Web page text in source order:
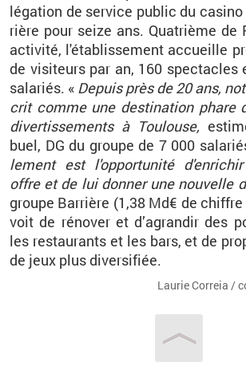
lé­ga­tion de ser­vice pu­blic du
rière pour seize ans. Qua­trième de
ac­ti­vité, l'éta­blis­se­ment ac­cueille
de vi­si­teurs par an, 160 spec­tacles
sa­la­riés. « De­puis près de 20 ans,
crit comme une des­ti­na­tion phare
di­ver­tis­se­ments à Tou­louse,
buel, DG du groupe de 7 000
le­ment est l'op­por­tu­nité
offre et de lui don­ner une nou­velle
groupe Bar­rière (1,38 Md€ de
voit de ré­no­ver et d’agran­dir des
les res­tau­rants et les bars, et de
de jeux plus di­ver­si­fiée.
Lau­rie Cor­reia /